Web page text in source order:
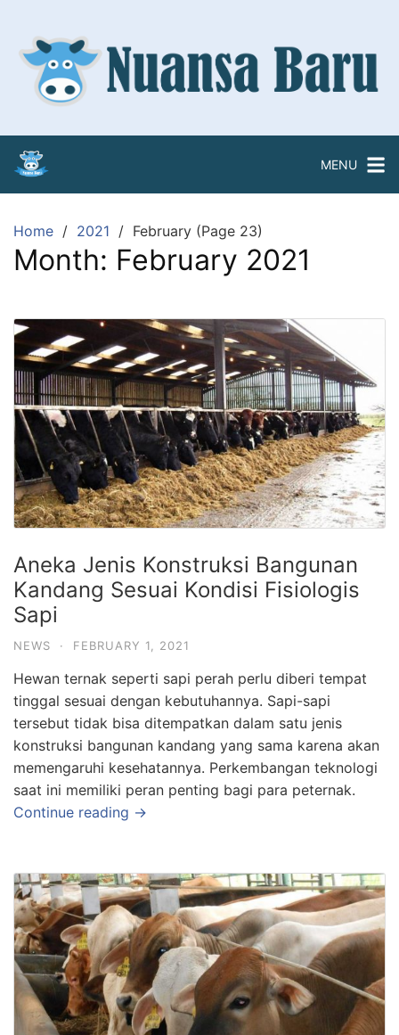
content
MENU
Home 2021 February (Page 23)
Month: February 2021
Aneka Jenis Konstruksi Bangunan
Kandang Sesuai Kondisi Fisiologis
Sapi
NEWS · FEBRUARY 1, 2021
Hewan ternak seperti sapi perah perlu diberi tempat
tinggal sesuai dengan kebutuhannya. Sapi-sapi
tersebut tidak bisa ditempatkan dalam satu jenis
konstruksi bangunan kandang yang sama karena akan
memengaruhi kesehatannya. Perkembangan teknologi
saat ini memiliki peran penting bagi para peternak.
Continue reading →